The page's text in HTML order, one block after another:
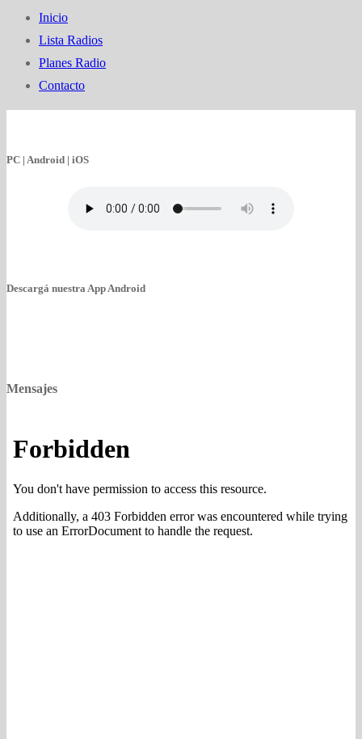
Inicio
Lista Radios
Planes Radio
Contacto
PC | Android | iOS
Descargá nuestra App Android
Mensajes